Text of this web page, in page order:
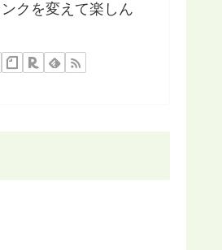
クを変えて楽しん